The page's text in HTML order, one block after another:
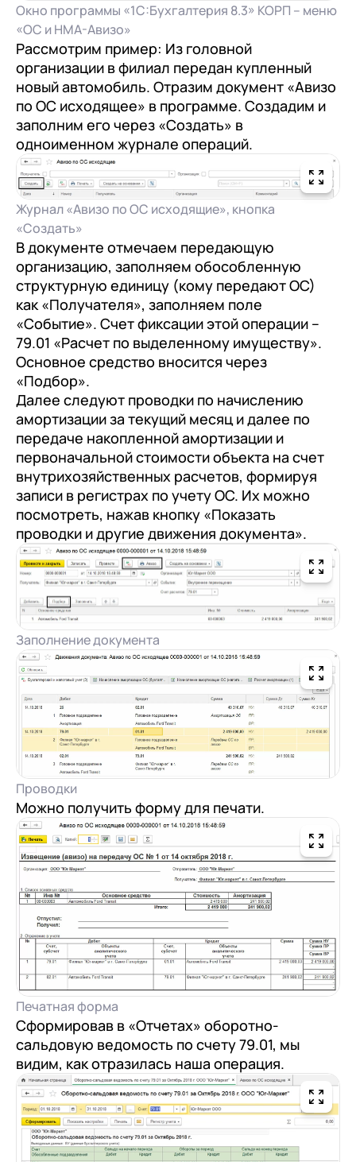
Окно программы «1С:Бухгалтерия 8.3» КОРП – меню
«ОС и НМА-Авизо»
Рассмотрим пример: Из головной
организации в филиал передан купленный
новый автомобиль. Отразим документ «Авизо
по ОС исходящее» в программе. Создадим и
заполним его через «Создать» в
одноименном журнале операций.
Журнал «Авизо по ОС исходящие», кнопка
«Создать»
В документе отмечаем передающую
организацию, заполняем обособленную
структурную единицу (кому передают ОС)
как «Получателя», заполняем поле
«Событие». Счет фиксации этой операции –
79.01 «Расчет по выделенному имуществу».
Основное средство вносится через
«Подбор».
Далее следуют проводки по начислению
амортизации за текущий месяц и далее по
передаче накопленной амортизации и
первоначальной стоимости объекта на счет
внутрихозяйственных расчетов, формируя
записи в регистрах по учету ОС. Их можно
посмотреть, нажав кнопку «Показать
проводки и другие движения документа».
Заполнение документа
Проводки
Можно получить форму для печати.
Печатная форма
Сформировав в «Отчетах» оборотно-
сальдовую ведомость по счету 79.01, мы
видим, как отразилась наша операция.